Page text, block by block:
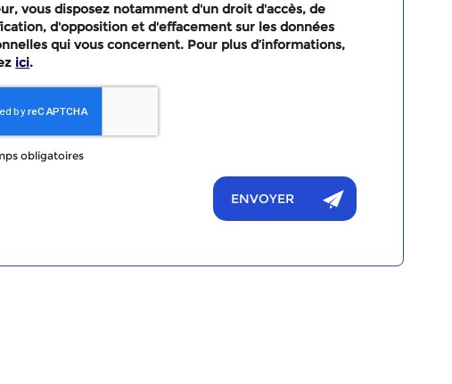
vous disposez notamment d'un droit d'accès, de
d'opposition et d'effacement sur les données
qui vous concernent. Pour plus d’informations,
ici.
obligatoires